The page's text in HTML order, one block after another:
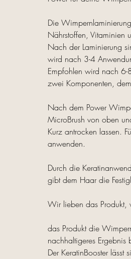
Die
Nährstoffen, Vitaminien
Nach der Laminierung
wird nach 3-4
Empfohlen wird nach
zwei Komponenten,
Nach dem Power
MicroBrush von oben
Kurz antrocken lassen.
anwenden.
Durch die
gibt dem Haar die
Wir lieben das
das Produkt die
nachhaltigeres
Der KeratinBooster